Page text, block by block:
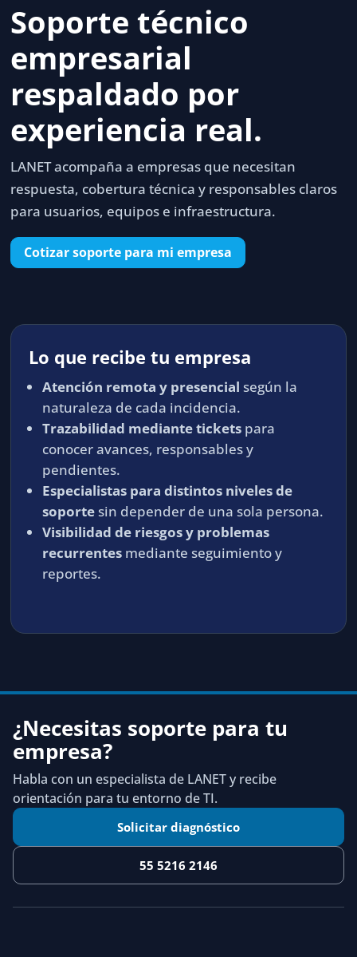
Soporte técnico
empresarial
respaldado por
experiencia real.
LANET acompaña a empresas que necesitan
respuesta, cobertura técnica y responsables claros
para usuarios, equipos e infraestructura.
Cotizar soporte para mi empresa
Lo que recibe tu empresa
Atención remota y presencial según la
naturaleza de cada incidencia.
Trazabilidad mediante tickets para
conocer avances, responsables y
pendientes.
Especialistas para distintos niveles de
soportesin depender de una sola persona.
Visibilidad de riesgos y problemas
recurrentes mediante seguimiento y
reportes.
¿Necesitas soporte para tu
empresa?
Habla con un especialista de LANET y recibe
orientación para tu entorno de TI.
Solicitar diagnóstico
55 5216 2146